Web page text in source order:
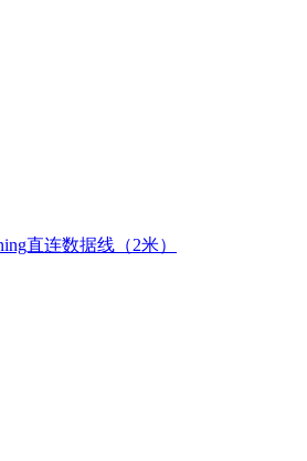
直连数据线（2米）